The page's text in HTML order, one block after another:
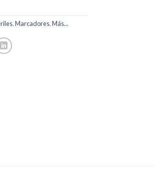
,Marcadores,Más...